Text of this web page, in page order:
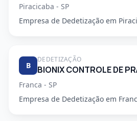
Piracicaba - SP
Empresa de Dedetização em
B
DEDETIZAÇÃO
BIONIX CONTROLE DE
Franca - SP
Empresa de Dedetização em